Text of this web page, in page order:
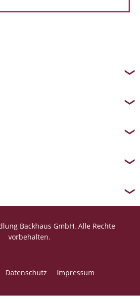
Backhaus GmbH. Alle Rechte
vorbehalten.
Datenschutz Impressum